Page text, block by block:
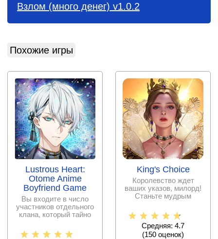
Взлом (много денег) v1.0.2
Похожие игры
Lustrous Heart:
Otome Anime
Boyfriend Game
Вы входите в число
участников отдельного
клана, который тайно
King's Choice
Королевство ждет
ваших указов, милорд!
Станьте мудрым
принесите своему
Средняя: 4.7
(150 оценок)